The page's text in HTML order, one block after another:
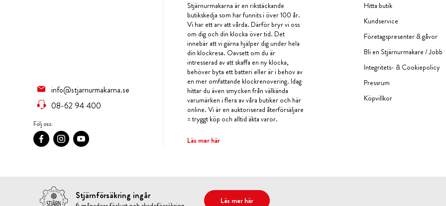
info@stjarnurmakarna.se
08-62 94 400
Följ oss:
Stjärnurmakarna är en rikstäckande
butikskedja som har funnits i över 100 år.
Vi har ett arv att vårda. Därför bryr vi oss
om dig och din klocka över tid. Det
innebär att vi gärna hjälper dig under hela
din klockresa. Oavsett om du är
intresserad av att skaffa en ny klocka,
behöver byta ett batteri eller är i behov av
en mer omfattande klockrenovering. Idag
hittar du även smycken från välkända
varumärken i flera av våra butiker och här
online. Vi är en auktoriserad återförsäljare
= tryggt köp och alltid äkta varor.
Läs mer här
Hitta butik
Kundservice
Företagspresenter & gåvor
Bli en Stjärnurmakare / Jobb
Integritets- & Cookiepolicy
Pressrum
Köpvillkor
Stjärnförsäkring ingår Läs mer här